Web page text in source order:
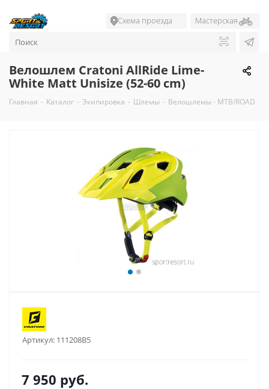
Схема проезда Мастерская
Велошлем Cratoni AllRide Lime-
White Matt Unisize (52-60 cm)
Главная - Каталог - Экипировка - Шлемы - Велошлемы - MTB/ROAD
Артикул: 111208B5
7 950 руб.